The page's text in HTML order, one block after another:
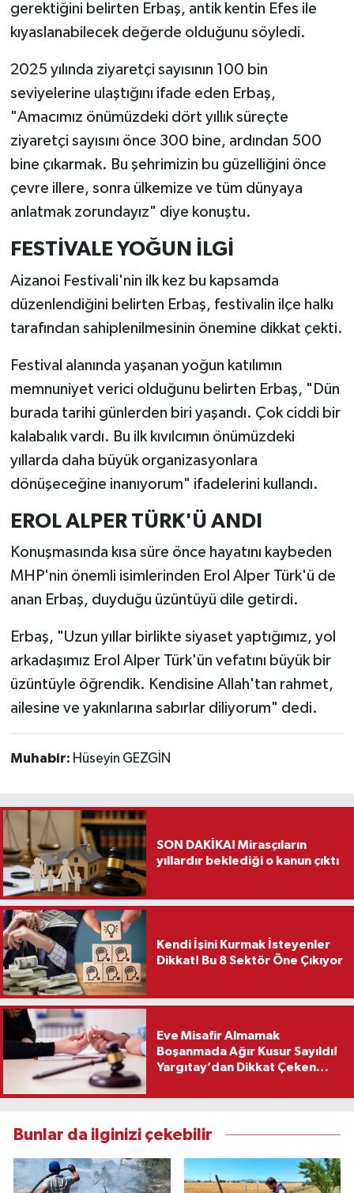
gerektiğini belirten Erbaş, antik kentin Efes ile
kıyaslanabilecek değerde olduğunu söyledi.
2025 yılında ziyaretçi sayısının 100 bin
seviyelerine ulaştığını ifade eden Erbaş,
"Amacımız önümüzdeki dört yıllık süreçte
ziyaretçi sayısını önce 300 bine, ardından 500
bine çıkarmak. Bu şehrimizin bu güzelliğini önce
çevre illere, sonra ülkemize ve tüm dünyaya
anlatmak zorundayız" diye konuştu.
FESTİVALE YOĞUN İLGİ
Aizanoi Festivali'nin ilk kez bu kapsamda
düzenlendiğini belirten Erbaş, festivalin ilçe halkı
tarafından sahiplenilmesinin önemine dikkat çekti.
Festival alanında yaşanan yoğun katılımın
memnuniyet verici olduğunu belirten Erbaş, "Dün
burada tarihi günlerden biri yaşandı. Çok ciddi bir
kalabalık vardı. Bu ilk kıvılcımın önümüzdeki
yıllarda daha büyük organizasyonlara
dönüşeceğine inanıyorum" ifadelerini kullandı.
EROL ALPER TÜRK'Ü ANDI
Konuşmasında kısa süre önce hayatını kaybeden
MHP'nin önemli isimlerinden Erol Alper Türk'ü de
anan Erbaş, duyduğu üzüntüyü dile getirdi.
Erbaş, "Uzun yıllar birlikte siyaset yaptığımız, yol
arkadaşımız Erol Alper Türk'ün vefatını büyük bir
üzüntüyle öğrendik. Kendisine Allah'tan rahmet,
ailesine ve yakınlarına sabırlar diliyorum" dedi.
Muhabir: Hüseyin GEZGİN
SON DAKİKA! Mirasçıların
yıllardır beklediği o kanun çıktı
Kendi İşini Kurmak İsteyenler
Dikkat! Bu 8 Sektör Öne Çıkıyor
Eve Misafir Almamak
Boşanmada Ağır Kusur Sayıldı!
Yargıtay’dan Dikkat Çeken
Bunlar da ilginizi çekebilir